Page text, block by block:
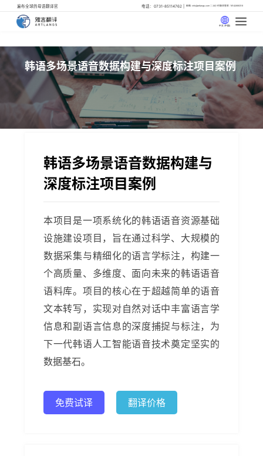
遍布全球的母语翻译官 电话：0731-85114762 邮箱: info@artlangs.com 24小时翻译管家: 18142666316
中文 (中国)
韩语多场景语音数据构建与深度标注项目案例
韩语多场景语音数据构建与
深度标注项目案例
本项目是一项系统化的韩语语音资源基础
设施建设项目，旨在通过科学、大规模的
数据采集与精细化的语言学标注，构建一
个高质量、多维度、面向未来的韩语语音
语料库。项目的核心在于超越简单的语音
文本转写，实现对自然对话中丰富语言学
信息和副语言信息的深度捕捉与标注，为
下一代韩语人工智能语音技术奠定坚实的
数据基石。
免费试译 翻译价格